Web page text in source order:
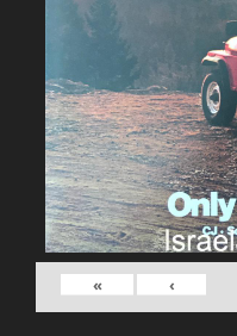
›
»